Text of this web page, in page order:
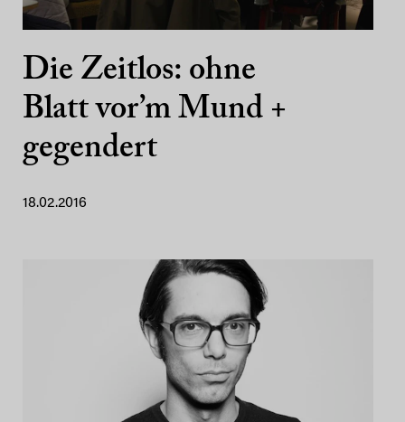
Die Zeitlos: ohne
Blatt vor’m Mund +
gegendert
18.02.2016